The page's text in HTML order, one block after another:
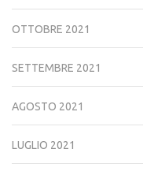
OTTOBRE 2021
SETTEMBRE 2021
AGOSTO 2021
LUGLIO 2021